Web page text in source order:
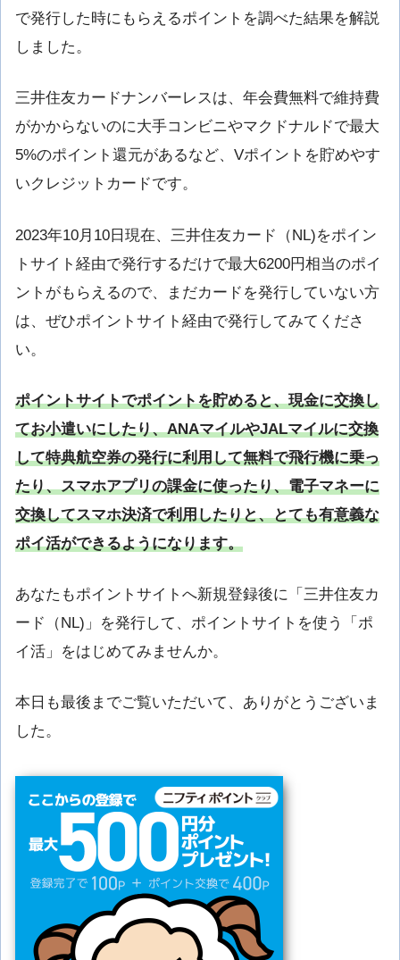
で発行した時にもらえるポイントを調べた結果を解説
しました。
三井住友カードナンバーレスは、年会費無料で維持費
がかからないのに大手コンビニやマクドナルドで最大
5%のポイント還元があるなど、Vポイントを貯めやす
いクレジットカードです。
2023年10月10日現在、三井住友カード（NL)をポイン
トサイト経由で発行するだけで最大6200円相当のポイ
ントがもらえるので、まだカードを発行していない方
は、ぜひポイントサイト経由で発行してみてくださ
い。
ポイントサイトでポイントを貯めると、現金に交換し
てお小遣いにしたり、ANAマイルやJALマイルに交換
して特典航空券の発行に利用して無料で飛行機に乗っ
たり、スマホアプリの課金に使ったり、電子マネーに
交換してスマホ決済で利用したりと、とても有意義な
ポイ活ができるようになります。
あなたもポイントサイトへ新規登録後に「三井住友カ
ード（NL)」を発行して、ポイントサイトを使う「ポ
イ活」をはじめてみませんか。
本日も最後までご覧いただいて、ありがとうございま
した。